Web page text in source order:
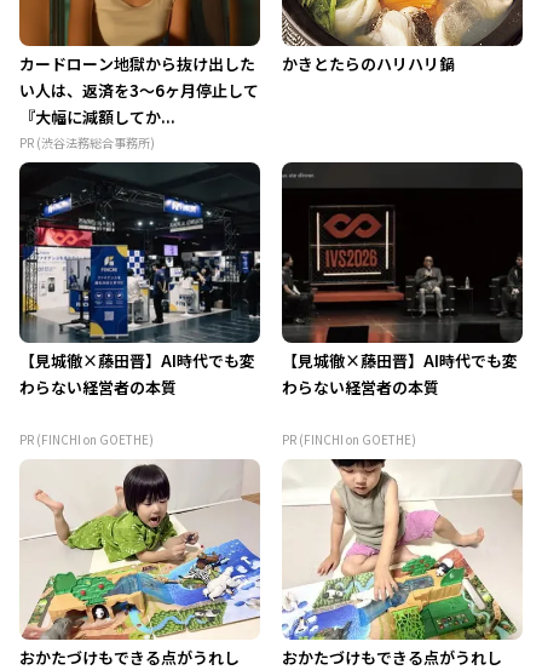
カードローン地獄から抜け出した
い人は、返済を3～6ヶ月停止して
『大幅に減額してか...
PR (渋谷法務総合事務所)
かきとたらのハリハリ鍋
【見城徹×藤田晋】AI時代でも変
わらない経営者の本質
PR (FINCHI on GOETHE)
【見城徹×藤田晋】AI時代でも変
わらない経営者の本質
PR (FINCHI on GOETHE)
おかたづけもできる点がうれし
おかたづけもできる点がうれし